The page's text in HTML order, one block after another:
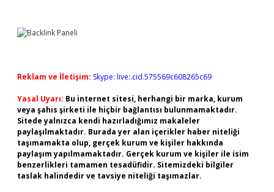
Reklam ve İletişim: Skype: live:.cid.575569c608265c69
Yasal Uyarı: Bu internet sitesi, herhangi bir marka, kurum
veya şahıs şirketi ile hiçbir bağlantısı bulunmamaktadır.
Sitede yalnızca kendi hazırladığımız makaleler
paylaşılmaktadır. Burada yer alan içerikler haber niteliği
taşımamakta olup, gerçek kurum ve kişiler hakkında
paylaşım yapılmamaktadır. Gerçek kurum ve kişiler ile isim
benzerlikleri tamamen tesadüfidir. Sitemizdeki bilgiler
taslak halindedir ve tavsiye niteliği taşımazlar.